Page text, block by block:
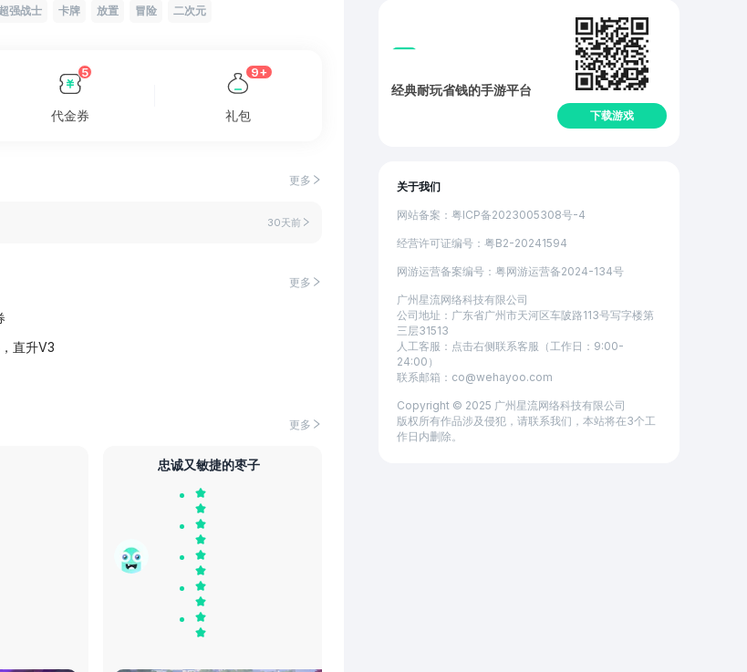
强战士 卡牌 放置 冒险 二次元
代金券
5
礼包
9+
更多
30天前
更多
直升V3
更多
忠诚又敏捷的枣子
经典耐玩省钱的手游平台
下载游戏
关于我们
网站备案：粤ICP备2023005308号-4
经营许可证编号：粤B2-20241594
网游运营备案编号：粤⽹游运营备2024-134号
广州星流网络科技有限公司
公司地址：广东省广州市天河区车陂路113号写字楼第
三层31513
人工客服：点击右侧联系客服（工作日：9:00-
24:00）
联系邮箱：co@wehayoo.com
Copyright © 2025 广州星流网络科技有限公司
版权所有作品涉及侵犯，请联系我们，本站将在3个工
作日内删除。